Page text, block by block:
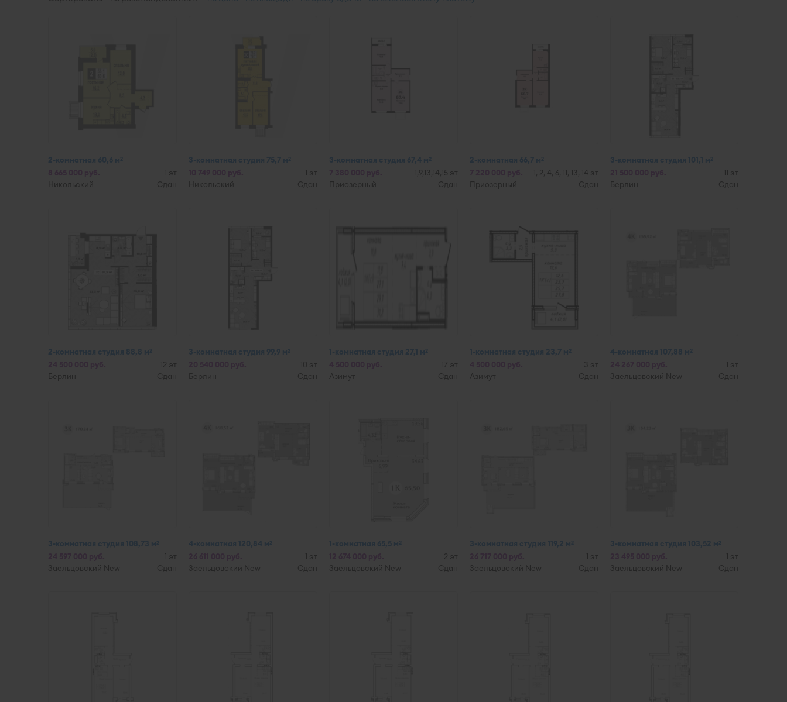
2-комнатная 60,6 м2
1 эт
Никольский
Сдан
3-комнатная студия 75,7 м2
1 эт
Никольский
Сдан
3-комнатная студия 67,4 м2
1,9,13,14,15 эт
Приозерный
Сдан
2-комнатная 66,7 м2
1, 2, 4, 6, 11, 13, 14 эт
Приозерный
Сдан
3-комнатная студия 101,1 м2
11 эт
Берлин
Сдан
2-комнатная студия 88,8 м2
12 эт
Берлин
Сдан
3-комнатная студия 99,9 м2
10 эт
Берлин
Сдан
1-комнатная студия 27,1 м2
17 эт
Азимут
Сдан
1-комнатная студия 23,7 м2
3 эт
Азимут
Сдан
4-комнатная 107,88 м2
1 эт
Заельцовский New
Сдан
3-комнатная студия 108,73 м2
1 эт
Заельцовский New
Сдан
4-комнатная 120,84 м2
1 эт
Заельцовский New
Сдан
1-комнатная 65,5 м2
2 эт
Заельцовский New
Сдан
3-комнатная студия 119,2 м2
1 эт
Заельцовский New
Сдан
3-комнатная студия 103,52 м2
1 эт
Заельцовский New
Сдан